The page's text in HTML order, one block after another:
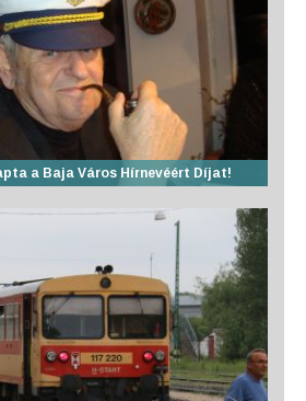
a Baja Város Hírnevéért Díjat!